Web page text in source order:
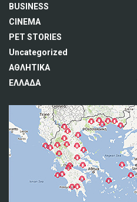
BUSINESS
CINEMA
PET STORIES
Uncategorized
ΑΘΛΗΤΙΚΑ
ΕΛΛΑΔΑ